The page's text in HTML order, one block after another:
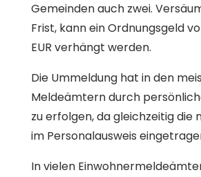
Gemeinden auch zwei.
Frist, kann ein Ordnungsgeld
EUR verhängt werden.
Die Ummeldung hat in den
Meldeämtern durch
zu erfolgen, da gleichzeitig die
im Personalausweis
In vielen